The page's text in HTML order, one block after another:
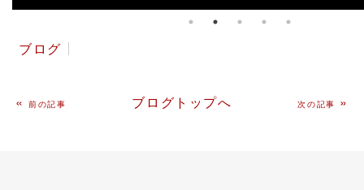
ブログ
«前の記事 ブログトップへ 次の記事 »